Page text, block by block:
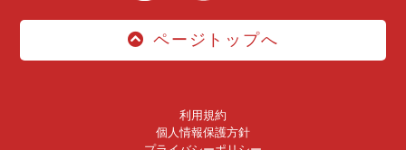
ページトップへ
利用規約
個人情報保護方針